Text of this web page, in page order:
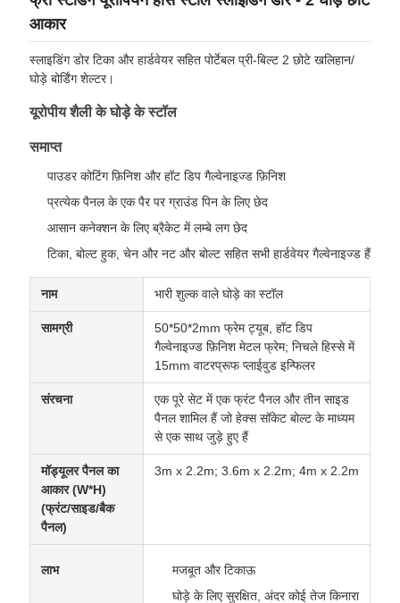
आकार
स्लाइडिंग डोर टिका और हार्डवेयर सहित पोर्टेबल प्री-बिल्ट 2 छोटे खलिहान/
घोड़े बोर्डिंग शेल्टर।
यूरोपीय शैली के घोड़े के स्टॉल
समाप्त
पाउडर कोटिंग फ़िनिश और हॉट डिप गैल्वेनाइज्ड फ़िनिश
प्रत्येक पैनल के एक पैर पर ग्राउंड पिन के लिए छेद
आसान कनेक्शन के लिए ब्रैकेट में लम्बे लग छेद
टिका, बोल्ट हुक, चेन और नट और बोल्ट सहित सभी हार्डवेयर गैल्वेनाइज्ड हैं
नाम भारी शुल्क वाले घोड़े का स्टॉल
सामग्री
50*50*2mm फ्रेम ट्यूब, हॉट डिप
गैल्वेनाइज्ड फ़िनिश मेटल फ्रेम; निचले हिस्से में
15mm वाटरप्रूफ प्लाईवुड इन्फिलर
संरचना
एक पूरे सेट में एक फ्रंट पैनल और तीन साइड
पैनल शामिल हैं जो हेक्स सॉकेट बोल्ट के माध्यम
से एक साथ जुड़े हुए हैं
मॉड्यूलर पैनल का
आकार (W*H)
(फ्रंट/साइड/बैक
पैनल)
3m x 2.2m; 3.6m x 2.2m; 4m x 2.2m
लाभ
मजबूत और टिकाऊ
घोड़े के लिए सुरक्षित, अंदर कोई तेज किनारा